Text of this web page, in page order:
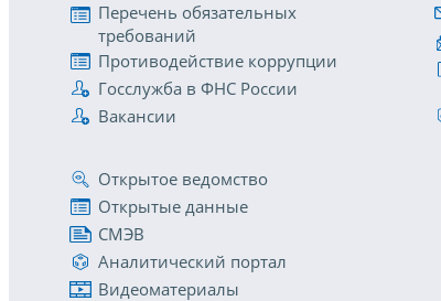
Перечень обязательных
требований
Противодействие коррупции
Госслужба в ФНС России
Вакансии
Открытое ведомство
Открытые данные
СМЭВ
Аналитический портал
Видеоматериалы